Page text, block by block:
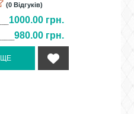
(0 Відгуків)
1000.00 грн.
980.00 грн.